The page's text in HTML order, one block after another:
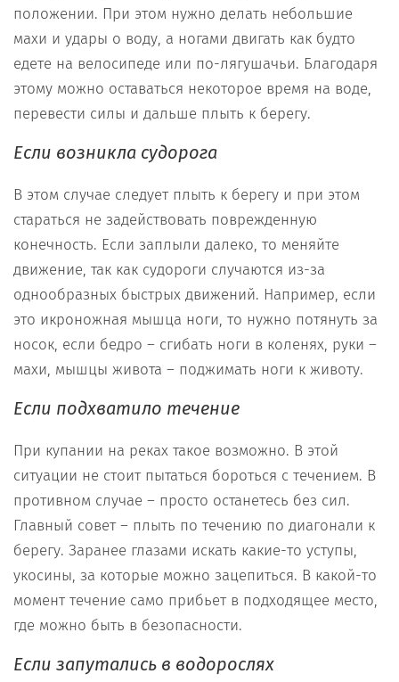
положении. При этом нужно делать небольшие
махи и удары о воду, а ногами двигать как будто
едете на велосипеде или по-лягушачьи. Благодаря
этому можно оставаться некоторое время на воде,
перевести силы и дальше плыть к берегу.
Если возникла судорога
В этом случае следует плыть к берегу и при этом
стараться не задействовать поврежденную
конечность. Если заплыли далеко, то меняйте
движение, так как судороги случаются из-за
однообразных быстрых движений. Например, если
это икроножная мышца ноги, то нужно потянуть за
носок, если бедро – сгибать ноги в коленях, руки –
махи, мышцы живота – поджимать ноги к животу.
Если подхватило течение
При купании на реках такое возможно. В этой
ситуации не стоит пытаться бороться с течением. В
противном случае – просто останетесь без сил.
Главный совет – плыть по течению по диагонали к
берегу. Заранее глазами искать какие-то уступы,
укосины, за которые можно зацепиться. В какой-то
момент течение само прибьет в подходящее место,
где можно быть в безопасности.
Если запутались в водорослях